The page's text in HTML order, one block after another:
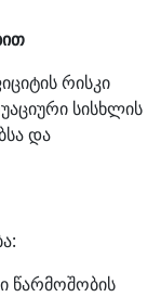
რისკი
სისხლის
და
წარმოშობის